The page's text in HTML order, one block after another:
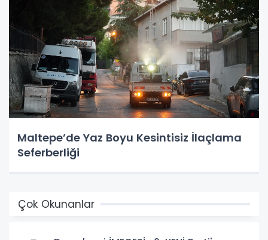
Maltepe’de Yaz Boyu Kesintisiz İlaçlama
Seferberliği
Çok Okunanlar